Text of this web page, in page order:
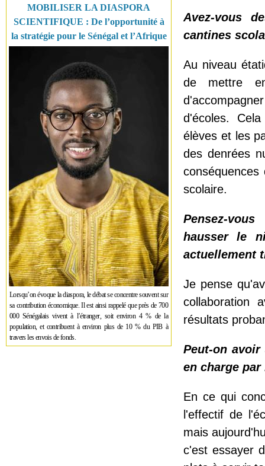
MOBILISER LA DIASPORA
SCIENTIFIQUE : De l’opportunité à
la stratégie pour le Sénégal et l’Afrique
Lorsqu’on évoque la diaspora, le débat se concentre souvent sur
sa contribution économique. Il est ainsi rappelé que près de 700
000 Sénégalais vivent à l’étranger, soit environ 4 % de la
population, et contribuent à environ plus de 10 % du PIB à
travers les envois de fonds.
Avez-vous
cantines
Au niveau
de mettre
d'écoles.
élèves et les
des denrées
scolaire.
Pensez-
hausser le
actuellement
Je pense
collaboration
résultats
Peut-on
en charge
En ce qui
l'effectif de
mais
c'est essayer